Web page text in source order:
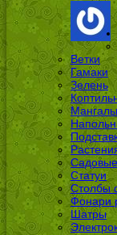
Ветки
Гамаки
Зелень
Мангалы
Статуи
Столбы
Фонари
Шатры